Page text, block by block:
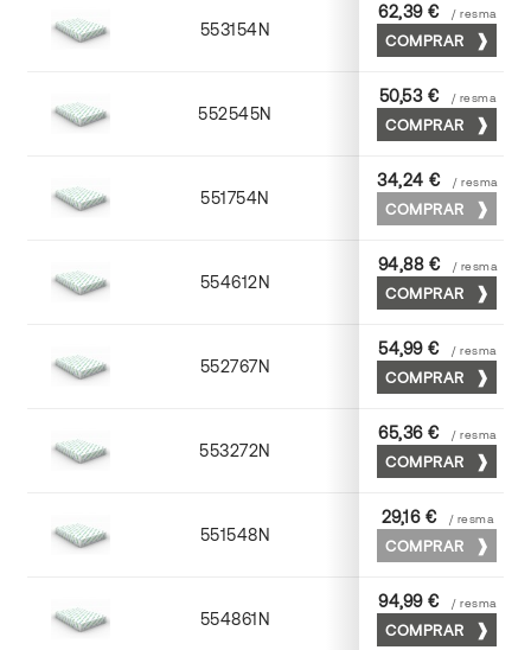
553154N 52 x 70
62,39 € / resma
COMPRAR
552545N 45 x 64
50,53 € / resma
COMPRAR
551754N 52 x 70
34,24 € / resma
COMPRAR
554612N 72 x 102
94,88 € / resma
COMPRAR
552767N 65 x 90
54,99 € / resma
COMPRAR
553272N 70 x 100
65,36 € / resma
COMPRAR
551548N 45 x 64
29,16 € / resma
COMPRAR
554861N 63 x 88
94,99 € / resma
COMPRAR